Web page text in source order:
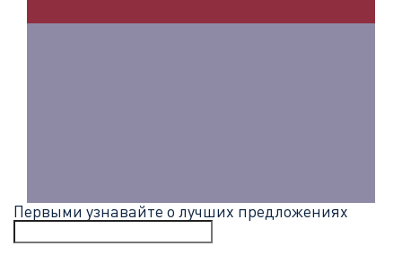
Первыми узнавайте о лучших предложениях